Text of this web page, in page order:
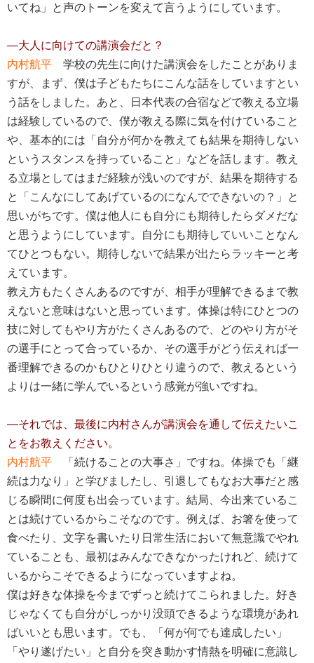
いてね」と声のトーンを変えて言うようにしています。
―大人に向けての講演会だと？
内村航平 学校の先生に向けた講演会をしたことがありま
すが、まず、僕は子どもたちにこんな話をしていますとい
う話をしました。あと、日本代表の合宿などで教える立場
は経験しているので、僕が教える際に気を付けていること
や、基本的には「自分が何かを教えても結果を期待しない
というスタンスを持っていること」などを話します。教え
る立場としてはまだ経験が浅いのですが、結果を期待する
と「こんなにしてあげているのになんでできないの？」と
思いがちです。僕は他人にも自分にも期待したらダメだな
と思うようにしています。自分にも期待していいことなん
てひとつもない。期待しないで結果が出たらラッキーと考
えています。
教え方もたくさんあるのですが、相手が理解できるまで教
えないと意味はないと思っています。体操は特にひとつの
技に対してもやり方がたくさんあるので、どのやり方がそ
の選手にとって合っているか、その選手がどう伝えれば一
番理解できるのかもひとりひとり違うので、教えるという
よりは一緒に学んでいるという感覚が強いですね。
―それでは、最後に内村さんが講演会を通して伝えたいこ
とをお教えください。
内村航平
「続けることの大事さ」ですね。体操でも「継
続は力なり」と学びましたし、引退してもなお大事だと感
じる瞬間に何度も出会っています。結局、今出来ているこ
とは続けているからこそなのです。例えば、お箸を使って
食べたり、文字を書いたり日常生活において無意識でやれ
ていることも、最初はみんなできなかったけれど、続けて
いるからこそできるようになっていますよね。
僕は好きな体操を今までずっと続けてこられました。好き
じゃなくても自分がしっかり没頭できるような環境があれ
ばいいとも思います。でも、「何が何でも達成したい」
「やり遂げたい」と自分を突き動かす情熱を明確に意識し